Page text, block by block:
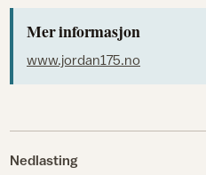
Mer informasjon
www.jordan175.no
Nedlasting